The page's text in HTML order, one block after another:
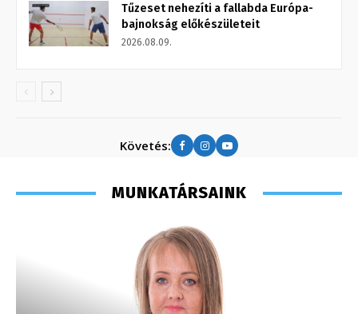
Tűzeset nehezíti a fallabda Európa-
bajnokság előkészületeit
2026.08.09.
Követés:
MUNKATÁRSAINK